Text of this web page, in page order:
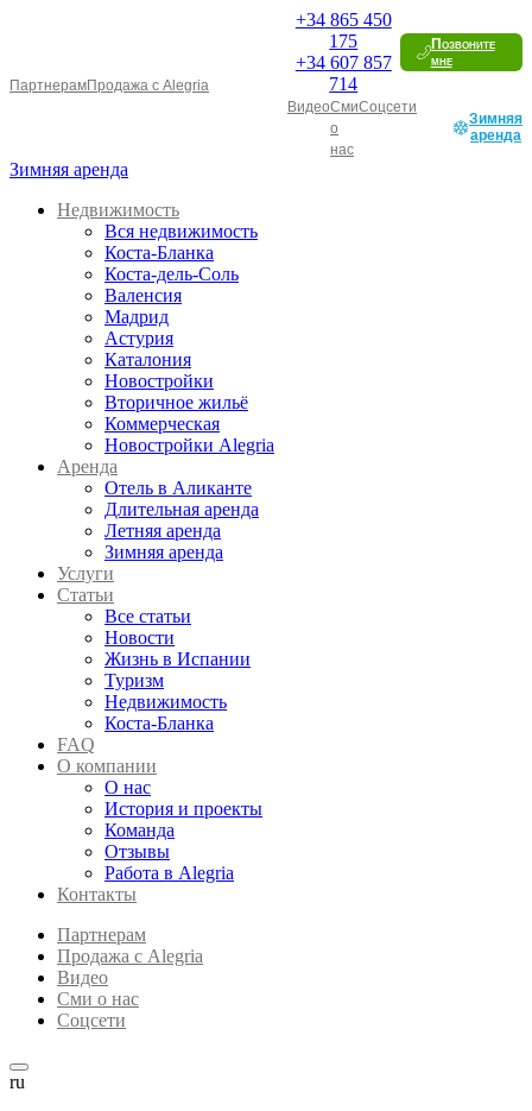
ПартнерамПродажа с Alegria
+34865 450
175
+34607 857
714
Позвоните
мне
ВидеоСми
о
нас
Соцсети
Зимняя
аренда
Зимняя аренда
Недвижимость
Вся недвижимость
Коста-Бланка
Коста-дель-Соль
Валенсия
Мадрид
Астурия
Каталония
Новостройки
Вторичное жильё
Коммерческая
Новостройки Alegria
Аренда
Отель в Аликанте
Длительная аренда
Летняя аренда
Зимняя аренда
Услуги
Статьи
Все статьи
Новости
Жизнь в Испании
Туризм
Недвижимость
Коста-Бланка
FAQ
О компании
О нас
История и проекты
Команда
Отзывы
Работа в Alegria
Контакты
Партнерам
Продажа с Alegria
Видео
Сми о нас
Соцсети
ru